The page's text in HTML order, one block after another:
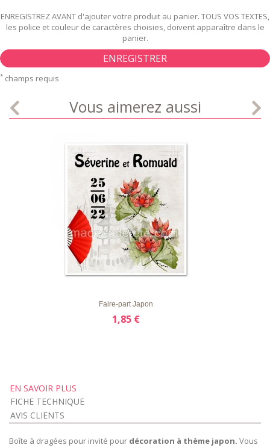
ENREGISTREZ AVANT d'ajouter votre produit au panier. TOUS VOS TEXTES,
les police et couleur de caractères choisies, doivent apparaître dans le
panier.
ENREGISTRER
* champs requis
Vous aimerez aussi
APERÇU RAPIDE DÉTAILS
Faire-part Japon
1,85 €
EN SAVOIR PLUS
FICHE TECHNIQUE
AVIS CLIENTS
Boîte à dragées pour invité pour décoration à thème japon. Vous